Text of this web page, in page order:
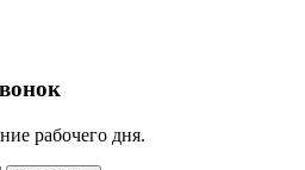
рабочего дня.